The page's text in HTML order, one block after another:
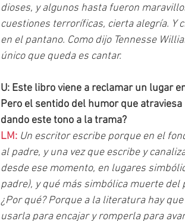
dioses, y algunos hasta fueron
cuestiones terroríficas, cierta alegría. Y
en el pantano. Como dijo Tennesse
único que queda es cantar.
U: Este libro viene a reclamar un lugar
Pero el sentido del humor que
dando este tono a la trama?
LM: Un escritor escribe porque en el
al padre, y una vez que escribe y
desde ese momento, en lugares
padre), y qué más simbólica muerte
¿Por qué? Porque a la literatura hay
usarla para encajar y romperla para